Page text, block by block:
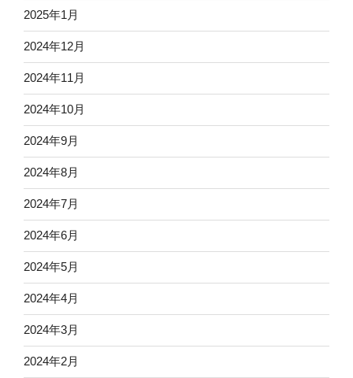
2025年1月
2024年12月
2024年11月
2024年10月
2024年9月
2024年8月
2024年7月
2024年6月
2024年5月
2024年4月
2024年3月
2024年2月